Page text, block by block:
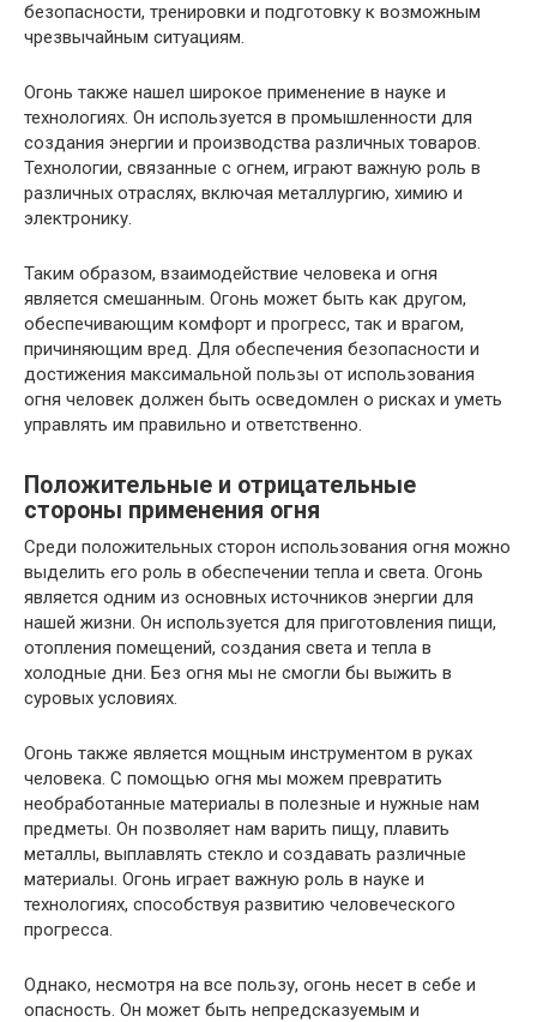
безопасности, тренировки и подготовку к возможным
чрезвычайным ситуациям.
Огонь также нашел широкое применение в науке и
технологиях. Он используется в промышленности для
создания энергии и производства различных товаров.
Технологии, связанные с огнем, играют важную роль в
различных отраслях, включая металлургию, химию и
электронику.
Таким образом, взаимодействие человека и огня
является смешанным. Огонь может быть как другом,
обеспечивающим комфорт и прогресс, так и врагом,
причиняющим вред. Для обеспечения безопасности и
достижения максимальной пользы от использования
огня человек должен быть осведомлен о рисках и уметь
управлять им правильно и ответственно.
Положительные и отрицательные
стороны применения огня
Среди положительных сторон использования огня можно
выделить его роль в обеспечении тепла и света. Огонь
является одним из основных источников энергии для
нашей жизни. Он используется для приготовления пищи,
отопления помещений, создания света и тепла в
холодные дни. Без огня мы не смогли бы выжить в
суровых условиях.
Огонь также является мощным инструментом в руках
человека. С помощью огня мы можем превратить
необработанные материалы в полезные и нужные нам
предметы. Он позволяет нам варить пищу, плавить
металлы, выплавлять стекло и создавать различные
материалы. Огонь играет важную роль в науке и
технологиях, способствуя развитию человеческого
прогресса.
Однако, несмотря на все пользу, огонь несет в себе и
опасность. Он может быть непредсказуемым и